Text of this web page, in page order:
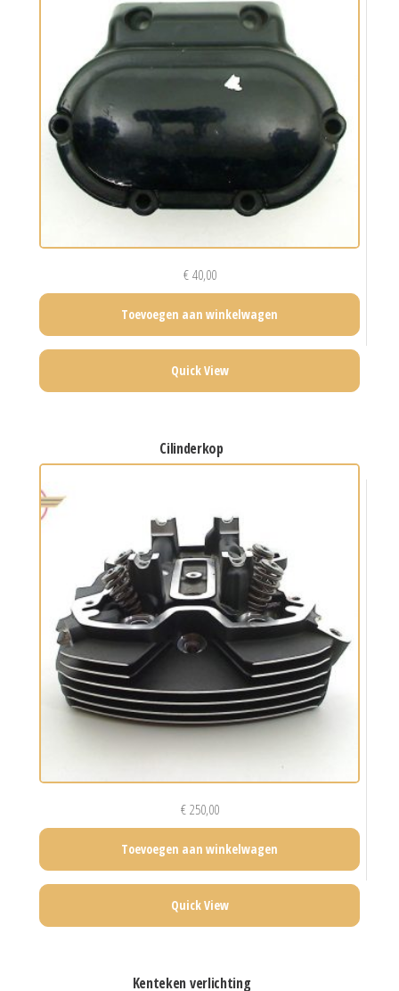
€40,00
Toevoegen aan winkelwagen
Quick View
cilinderkop
€250,00
Toevoegen aan winkelwagen
Quick View
kenteken verlichting